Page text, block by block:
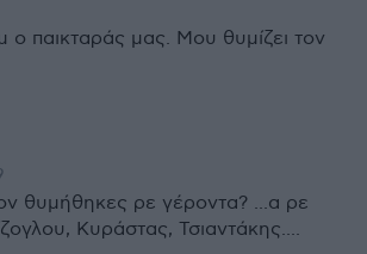
ο παικταράς μας. Μου θυμίζει τον
θυμήθηκες ρε γέροντα? ...α ρε
Κυράστας, Τσιαντάκης....